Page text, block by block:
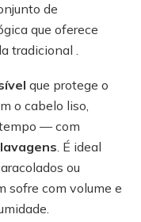
de
que oferece
tradicional .
que protege o
o cabelo liso,
— com
. É ideal
ou
sofre com volume e